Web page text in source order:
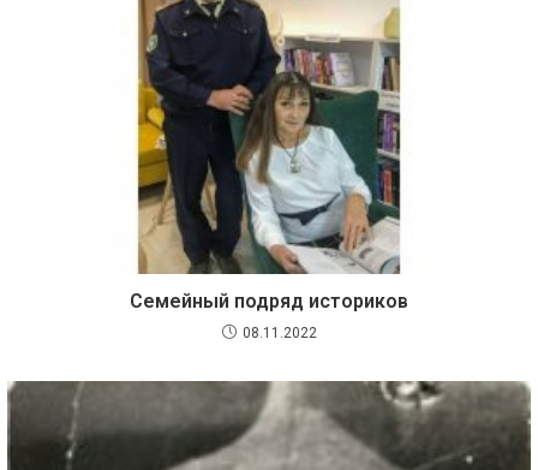
Семейный подряд историков
08.11.2022